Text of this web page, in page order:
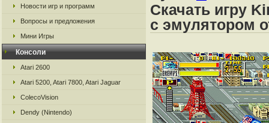
Новости игр и программ
Вопросы и предложения
Мини Игры
Консоли
Atari 2600
Atari 5200, Atari 7800, Atari Jaguar
ColecoVision
Dendy (Nintendo)
Скачать игру
с эмулятором